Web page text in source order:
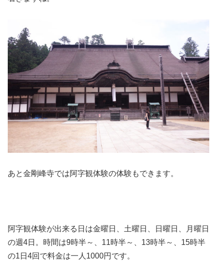
あと金剛峰寺では阿字観体験の体験もできます。
阿字観体験が出来る日は金曜日、土曜日、日曜日、月曜日
の週4日。時間は9時半～、11時半～、13時半～、15時半
の1日4回で料金は一人1000円です。